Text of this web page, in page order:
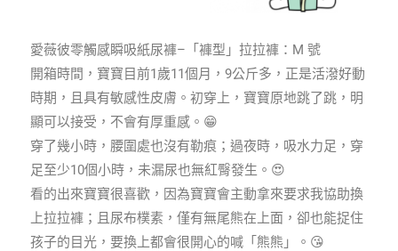
愛薇彼零觸感瞬吸紙尿褲–「褲型」拉拉褲：M 號
開箱時間，寶寶目前1歲11個月，9公斤多，正是活潑好動
時期，且具有敏感性皮膚。初穿上，寶寶原地跳了跳，明
顯可以接受，不會有厚重感。😁
穿了幾小時，腰圍處也沒有勒痕；過夜時，吸水力足，穿
足至少10個小時，未漏尿也無紅臀發生。😍
看的出來寶寶很喜歡，因為寶寶會主動拿來要求我協助換
上拉拉褲；且尿布樸素，僅有無尾熊在上面，卻也能捉住
孩子的目光，要換上都會很開心的喊「熊熊」。😘